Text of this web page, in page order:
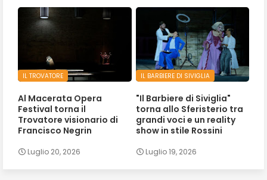
IL TROVATORE
Al Macerata Opera
Festival torna il
Trovatore visionario di
Francisco Negrin
Luglio 20, 2026
IL BARBIERE DI SIVIGLIA
"Il Barbiere di Siviglia"
torna allo Sferisterio tra
grandi voci e un reality
show in stile Rossini
Luglio 19, 2026